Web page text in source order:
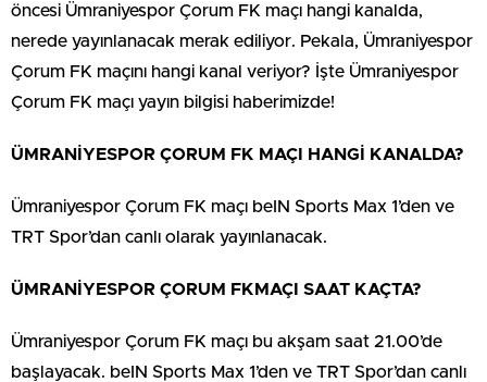
öncesi Ümraniyespor Çorum FK maçı hangi kanalda,
nerede yayınlanacak merak ediliyor. Pekala, Ümraniyespor
Çorum FK maçını hangi kanal veriyor? İşte Ümraniyespor
Çorum FK maçı yayın bilgisi haberimizde!
ÜMRANİYESPOR ÇORUM FK MAÇI HANGİ KANALDA?
Ümraniyespor Çorum FK maçı beIN Sports Max 1’den ve
TRT Spor’dan canlı olarak yayınlanacak.
ÜMRANİYESPOR ÇORUM FKMAÇI SAAT KAÇTA?
Ümraniyespor Çorum FK maçı bu akşam saat 21.00’de
başlayacak. beIN Sports Max 1’den ve TRT Spor’dan canlı